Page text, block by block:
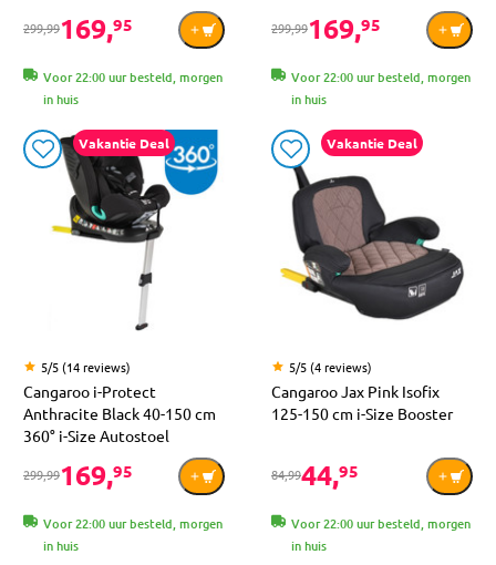
299,99169,95
Voor 22:00 uur besteld, morgen
in huis
299,99169,95
Voor 22:00 uur besteld, morgen
in huis
Vakantie Deal
5/5 (14 reviews)
Cangaroo i-Protect
Anthracite Black 40-150 cm
360° i-Size Autostoel
299,99169,95
Voor 22:00 uur besteld, morgen
in huis
Vakantie Deal
5/5 (4 reviews)
Cangaroo Jax Pink Isofix
125-150 cm i-Size Booster
84,9944,95
Voor 22:00 uur besteld, morgen
in huis